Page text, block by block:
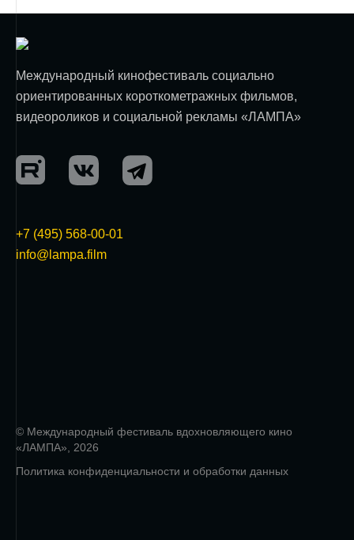
Международный кинофестиваль социально
ориентированных короткометражных фильмов,
видеороликов и социальной рекламы «ЛАМПА»
+7 (495) 568-00-01
info@lampa.film
© Международный фестиваль вдохновляющего кино
«ЛАМПА», 2026
Политика конфиденциальности и обработки данных